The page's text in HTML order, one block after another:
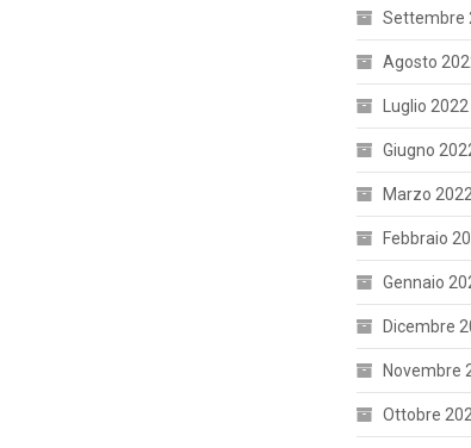
Settembre
Agosto
Luglio 2022
Giugno
Marzo 2022
Febbraio
Gennaio
Dicembre
Novembre
Ottobre